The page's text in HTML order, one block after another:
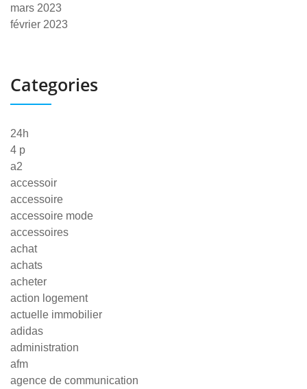
mars 2023
février 2023
Categories
24h
4 p
a2
accessoir
accessoire
accessoire mode
accessoires
achat
achats
acheter
action logement
actuelle immobilier
adidas
administration
afm
agence de communication